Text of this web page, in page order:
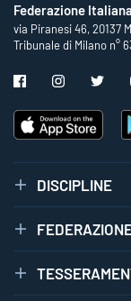
Federazione
via Piranesi 46, 20137
Tribunale di Milano n°
DISCIPLINE